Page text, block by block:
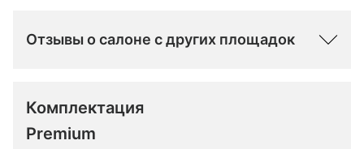
Отзывы о салоне с других площадок
Комплектация
Premium